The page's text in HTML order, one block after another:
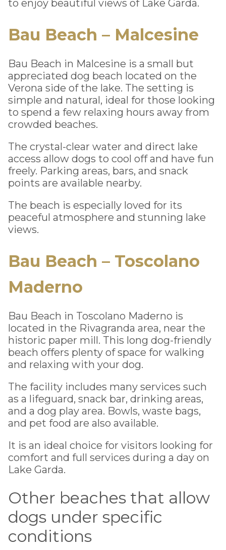
to enjoy beautiful views of Lake Garda.
Bau Beach – Malcesine
Bau Beach in Malcesine is a small but
appreciated dog beach located on the
Verona side of the lake. The setting is
simple and natural, ideal for those looking
to spend a few relaxing hours away from
crowded beaches.
The crystal-clear water and direct lake
access allow dogs to cool off and have fun
freely. Parking areas, bars, and snack
points are available nearby.
The beach is especially loved for its
peaceful atmosphere and stunning lake
views.
Bau Beach – Toscolano
Maderno
Bau Beach in Toscolano Maderno is
located in the Rivagranda area, near the
historic paper mill. This long dog-friendly
beach offers plenty of space for walking
and relaxing with your dog.
The facility includes many services such
as a lifeguard, snack bar, drinking areas,
and a dog play area. Bowls, waste bags,
and pet food are also available.
It is an ideal choice for visitors looking for
comfort and full services during a day on
Lake Garda.
Other beaches that allow
dogs under specific
conditions